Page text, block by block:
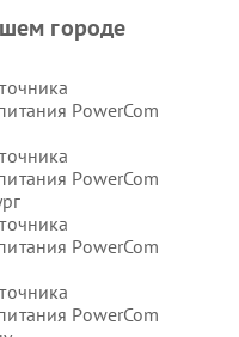
городе
PowerCom
PowerCom
PowerCom
PowerCom